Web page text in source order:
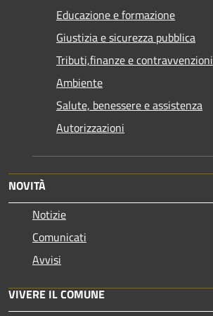
Educazione e formazione
Giustizia e sicurezza pubblica
Tributi,finanze e contravvenzioni
Ambiente
Salute, benessere e assistenza
Autorizzazioni
NOVITÀ
Notizie
Comunicati
Avvisi
VIVERE IL COMUNE